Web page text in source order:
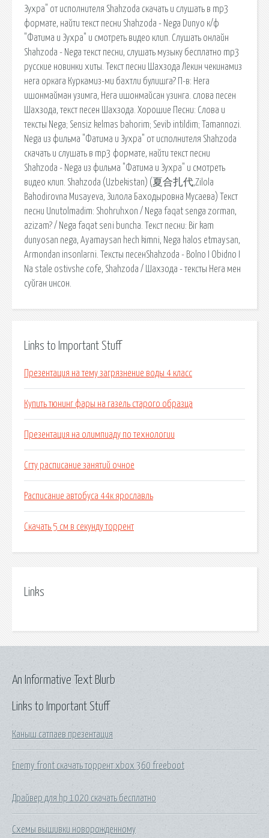
Зухра" от исполнителя Shahzoda скачать и слушать в mp3
формате, найти текст песни Shahzoda - Nega Dunyo к/ф
"Фатима и Зухра" и смотреть видео клип. Слушать онлайн
Shahzoda - Nega текст песни, слушать музыку бесплатно mp3
русские новинки хиты. Текст песни Шахзода Лекин чекинамиз
нега оркага Куркамиз-ми бахтли булишга? П-в: Нега
ишонмайман узимга, Нега ишонмайсан узинга. слова песен
Шахзода, текст песен Шахзода. Хорошие Песни: Слова и
тексты Nega; Sensiz kelmas bahorim; Sevib intildim; Tamannozi.
Nega из фильма "Фатима и Зухра" от исполнителя Shahzoda
скачать и слушать в mp3 формате, найти текст песни
Shahzoda - Nega из фильма "Фатима и Зухра" и смотреть
видео клип. Shahzoda (Uzbekistan) (夏合扎代,Zilola
Bahodirovna Musayeva, Зилола Баходыровна Мусаева) Текст
песни Unutolmadim: Shohruhxon / Nega faqat senga zorman,
azizam? / Nega faqat seni buncha. Текст песни: Bir kam
dunyosan nega, Ayamaysan hech kimni, Nega halos etmaysan,
Armondan insonlarni. Тексты песенShahzoda - Bolno I Obidno I
Na stale ostivshe cofe, Shahzoda / Шахзода - тексты Нега мен
суйган инсон.
Links to Important Stuff
Презентация на тему загрязнение воды 4 класс
Купить тюнинг фары на газель старого образца
Презентация на олимпиаду по технологии
Сгту расписание занятий очное
Расписание автобуса 44к ярославль
Скачать 5 см в секунду торрент
Links
Links to Important Stuff
Каныш сатпаев презентация
Enemy front скачать торрент xbox 360 freeboot
Драйвер для hp 1020 скачать бесплатно
Схемы вышивки новорожденному
An Informative Text Blurb